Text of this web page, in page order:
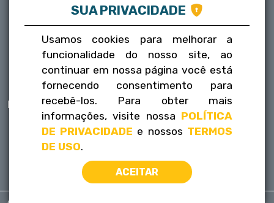
Contencioso e Arbitragem
Societário
Trabalhista
Tributário
Publicações
Informativos
FLH na mídia
Contatos
Fale conosco
SUA PRIVACIDADE
Usamos cookies para melhorar a
funcionalidade do nosso site, ao
continuar em nossa página você está
fornecendo consentimento para
recebê-los. Para obter mais
informações, visite nossa POLÍTICA
DE PRIVACIDADE e nossos TERMOS
DE USO.
ACEITAR